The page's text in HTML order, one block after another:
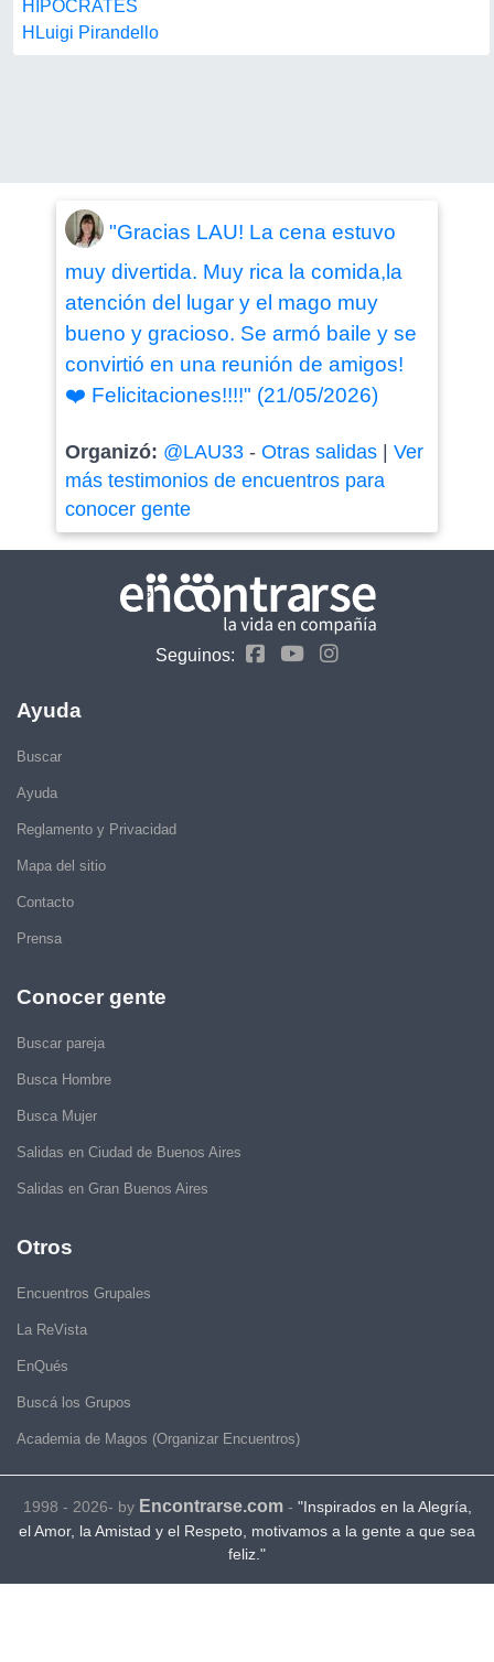
HIPOCRATES
HLuigi Pirandello
"Gracias LAU! La cena estuvo
muy divertida. Muy rica la comida,la
atención del lugar y el mago muy
bueno y gracioso. Se armó baile y se
convirtió en una reunión de amigos!
❤️ Felicitaciones!!!!" (21/05/2026)
Organizó: @LAU33- Otras salidas| Ver
más testimonios de encuentros para
conocer gente
Seguinos:
Ayuda
Buscar
Ayuda
Reglamento y Privacidad
Mapa del sitio
Contacto
Prensa
Conocer gente
Buscar pareja
Busca Hombre
Busca Mujer
Salidas en Ciudad de Buenos Aires
Salidas en Gran Buenos Aires
Otros
Encuentros Grupales
La ReVista
EnQués
Buscá los Grupos
Academia de Magos (Organizar Encuentros)
1998 - 2026- by Encontrarse.com- "Inspirados en la Alegría,
el Amor, la Amistad y el Respeto, motivamos a la gente a que sea
feliz."